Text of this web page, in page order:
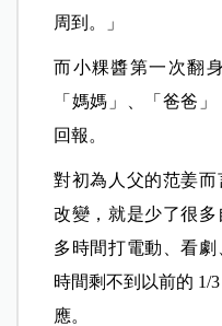
周到。」
而小粿醬第一次翻
「媽媽」、「爸爸
回報。
對初為人父的范姜
改變，就是少了很
多時間打電動、看
時間剩不到以前的 1/
應。